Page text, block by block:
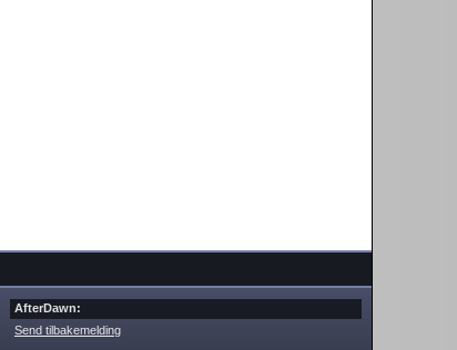
AfterDawn:
Send tilbakemelding